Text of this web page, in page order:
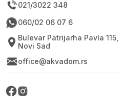
021/3022 348
060/02 06 07 6
Bulevar Patrijarha Pavla 115,
Novi Sad
office@akvadom.rs